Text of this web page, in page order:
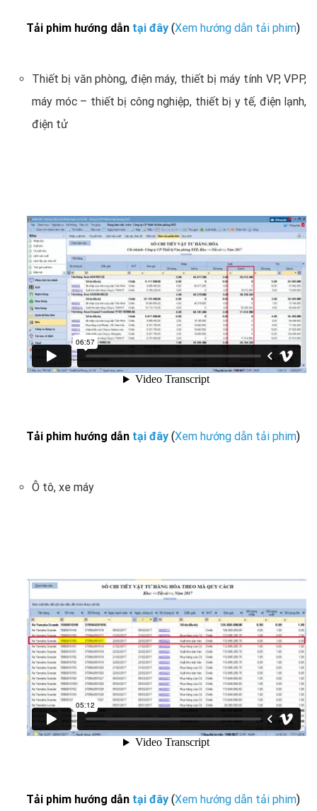
Tải phim hướng dẫn tại đây (Xem hướng dẫn tải phim)
Thiết bị văn phòng, điện máy, thiết bị máy tính VP, VPP,
máy móc – thiết bị công nghiệp, thiết bị y tế, điện lạnh,
điện tử
Tải phim hướng dẫn tại đây (Xem hướng dẫn tải phim)
Ô tô, xe máy
Tải phim hướng dẫn tại đây (Xem hướng dẫn tải phim)